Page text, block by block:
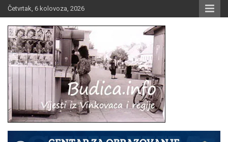
Skip
to
content
Četvrtak, 6 kolovoza, 2026
Budica.info